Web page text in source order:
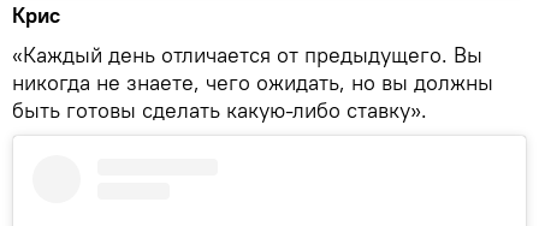
Крис
«Каждый день отличается от предыдущего. Вы
никогда не знаете, чего ожидать, но вы должны
быть готовы сделать какую-либо ставку».